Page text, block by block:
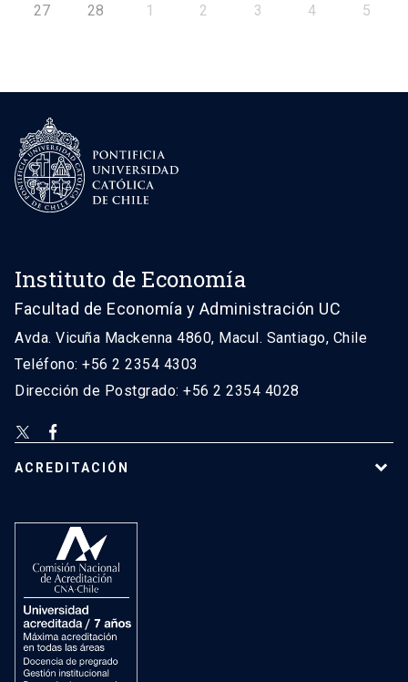
27 28 1 2 3 4 5
Instituto de Economía
Facultad de Economía y Administración UC
Avda. Vicuña Mackenna 4860, Macul. Santiago, Chile
Teléfono: +56 2 2354 4303
Dirección de Postgrado: +56 2 2354 4028
ACREDITACIÓN